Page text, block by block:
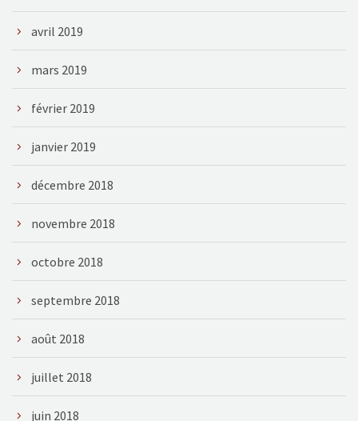
avril 2019
mars 2019
février 2019
janvier 2019
décembre 2018
novembre 2018
octobre 2018
septembre 2018
août 2018
juillet 2018
juin 2018